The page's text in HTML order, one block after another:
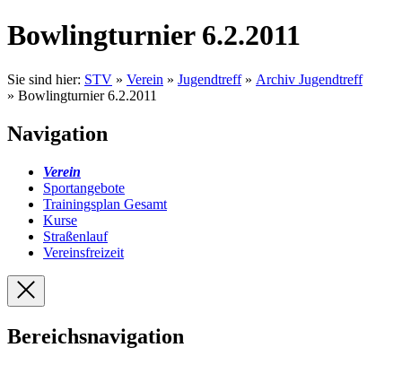
Bowlingturnier 6.2.2011
Sie sind hier: STV » Verein » Jugendtreff» Archiv Jugendtreff
» Bowlingturnier 6.2.2011
Navigation
Verein
Sportangebote
Trainingsplan Gesamt
Kurse
Straßenlauf
Vereinsfreizeit
Bereichsnavigation